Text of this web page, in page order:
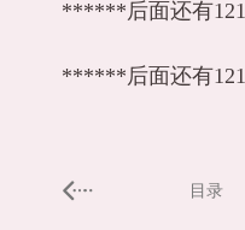
******后面还有
******后面还有
目录